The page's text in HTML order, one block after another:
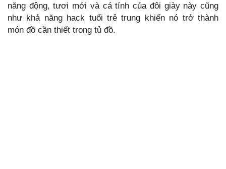
năng động, tươi mới và cá tính của đôi giày này cũng
như khả năng hack tuổi trẻ trung khiến nó trở thành
món đồ cần thiết trong tủ đồ.